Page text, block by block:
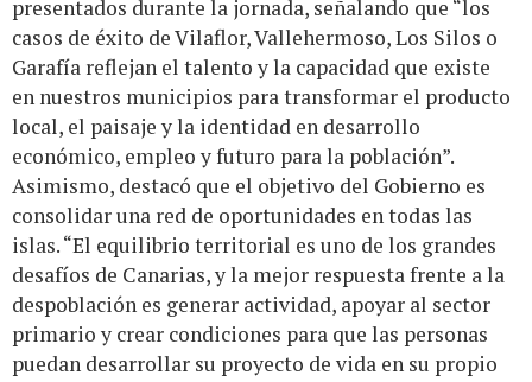
presentados durante la jornada, señalando que “los
casos de éxito de Vilaflor, Vallehermoso, Los Silos o
Garafía reflejan el talento y la capacidad que existe
en nuestros municipios para transformar el producto
local, el paisaje y la identidad en desarrollo
económico, empleo y futuro para la población”.
Asimismo, destacó que el objetivo del Gobierno es
consolidar una red de oportunidades en todas las
islas. “El equilibrio territorial es uno de los grandes
desafíos de Canarias, y la mejor respuesta frente a la
despoblación es generar actividad, apoyar al sector
primario y crear condiciones para que las personas
puedan desarrollar su proyecto de vida en su propio